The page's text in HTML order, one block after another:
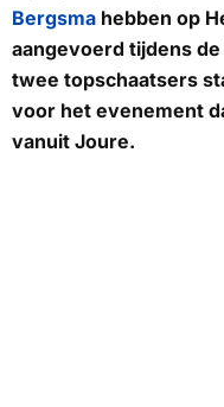
Bergsma hebben op
aangevoerd tijdens
twee topschaatsers
voor het evenement
vanuit Joure.